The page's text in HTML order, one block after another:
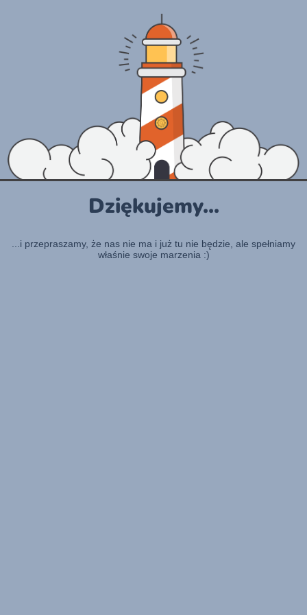
Dziękujemy...
...i przepraszamy, że nas nie ma i już tu nie będzie, ale spełniamy
właśnie swoje marzenia :)